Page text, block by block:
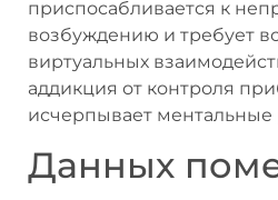
приспосабливается к
возбуждению и требует
виртуальных
аддикция от контроля
исчерпывает ментальные
Данных